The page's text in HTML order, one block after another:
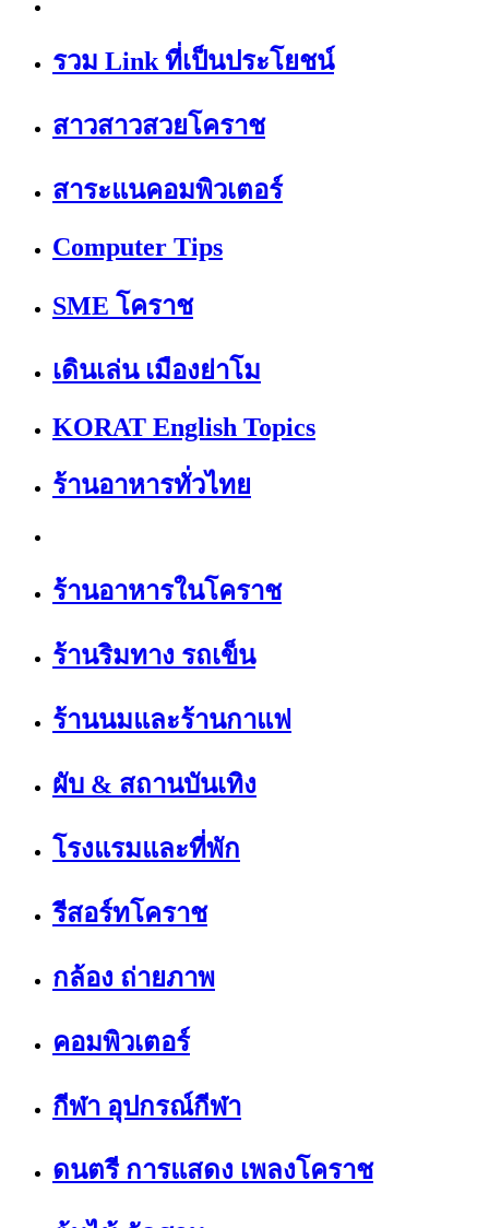
รวม Link ที่เป็นประโยชน์
สาวสาวสวยโคราช
สาระแนคอมพิวเตอร์
Computer Tips
SME โคราช
เดินเล่น เมืองย่าโม
KORAT English Topics
ร้านอาหารทั่วไทย
ร้านอาหารในโคราช
ร้านริมทาง รถเข็น
ร้านนมและร้านกาแฟ
ผับ & สถานบันเทิง
โรงแรมและที่พัก
รีสอร์ทโคราช
กล้อง ถ่ายภาพ
คอมพิวเตอร์
กีฬา อุปกรณ์กีฬา
ดนตรี การแสดง เพลงโคราช